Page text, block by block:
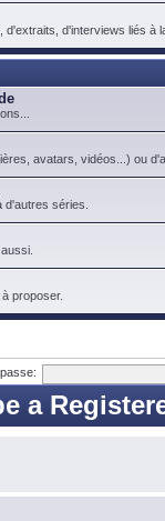
d'interviews liés à
avatars, vidéos...) ou
séries.
proposer.
a